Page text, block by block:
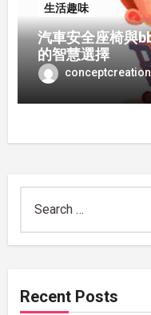
生活趣味
汽車安全座椅與
的智慧選擇
for:
Recent Posts